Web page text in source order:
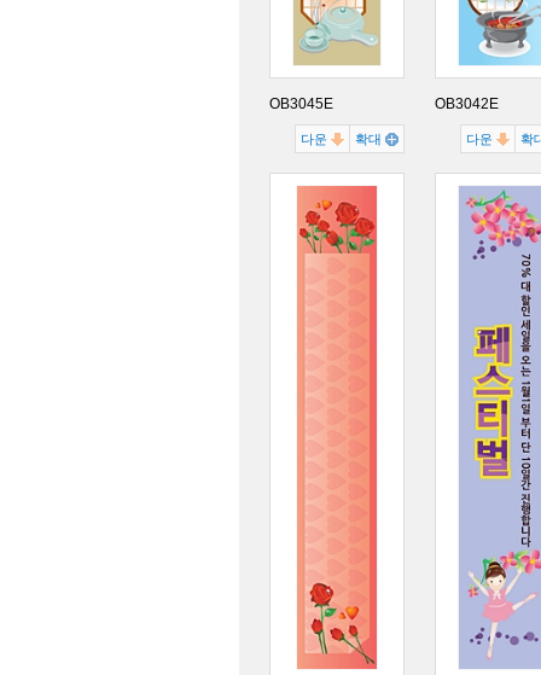
OB3045E
다운 확대
OB3042E
다운 확